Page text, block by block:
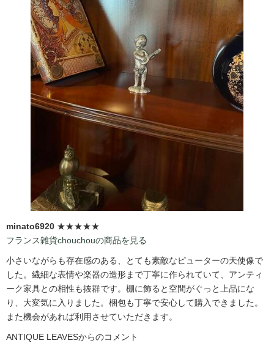
minato6920 ★★★★★
フランス雑貨chouchouの商品を見る
小さいながらも存在感のある、とても素敵なピューターの天使像で
した。繊細な表情や楽器の造形まで丁寧に作られていて、アンティ
ーク家具との相性も抜群です。棚に飾ると空間がぐっと上品にな
り、大変気に入りました。梱包も丁寧で安心して購入できました。
また機会があれば利用させていただきます。
ANTIQUE LEAVESからのコメント